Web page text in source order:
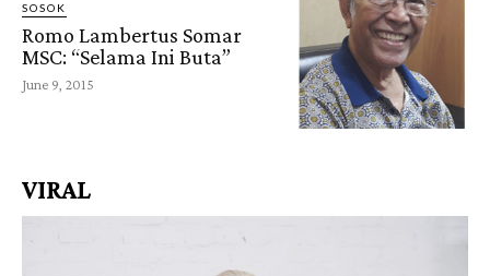
SOSOK
Romo Lambertus Somar
MSC: “Selama Ini Buta”
June 9, 2015
VIRAL